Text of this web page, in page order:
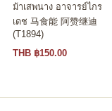
ม้าเสพนาง อาจารย์ไกร
เดช 马食能 阿赞继迪
(T1894)
THB ฿150.00